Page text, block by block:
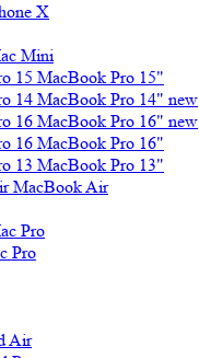
X
Mini
MacBook Pro 15"
MacBook Pro 14" new
MacBook Pro 16" new
MacBook Pro 16"
MacBook Pro 13"
MacBook Air
Pro
Pro
Air